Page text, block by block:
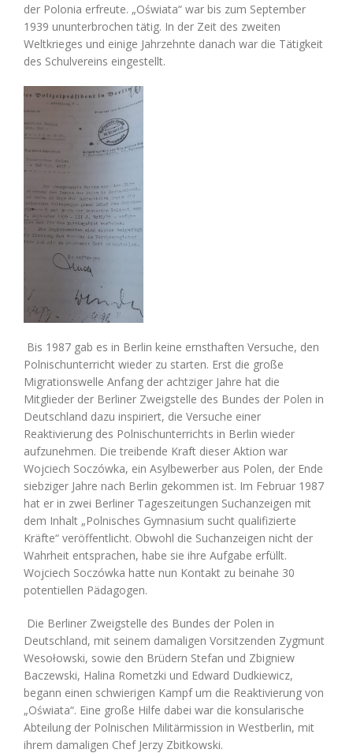
der Polonia erfreute. „Oświata“ war bis zum September
1939 ununterbrochen tätig. In der Zeit des zweiten
Weltkrieges und einige Jahrzehnte danach war die Tätigkeit
des Schulvereins eingestellt.
Bis 1987 gab es in Berlin keine ernsthaften Versuche, den
Polnischunterricht wieder zu starten. Erst die große
Migrationswelle Anfang der achtziger Jahre hat die
Mitglieder der Berliner Zweigstelle des Bundes der Polen in
Deutschland dazu inspiriert, die Versuche einer
Reaktivierung des Polnischunterrichts in Berlin wieder
aufzunehmen. Die treibende Kraft dieser Aktion war
Wojciech Soczówka, ein Asylbewerber aus Polen, der Ende
siebziger Jahre nach Berlin gekommen ist. Im Februar 1987
hat er in zwei Berliner Tageszeitungen Suchanzeigen mit
dem Inhalt „Polnisches Gymnasium sucht qualifizierte
Kräfte“ veröffentlicht. Obwohl die Suchanzeigen nicht der
Wahrheit entsprachen, habe sie ihre Aufgabe erfüllt.
Wojciech Soczówka hatte nun Kontakt zu beinahe 30
potentiellen Pädagogen.
Die Berliner Zweigstelle des Bundes der Polen in
Deutschland, mit seinem damaligen Vorsitzenden Zygmunt
Wesołowski, sowie den Brüdern Stefan und Zbigniew
Baczewski, Halina Rometzki und Edward Dudkiewicz,
begann einen schwierigen Kampf um die Reaktivierung von
„Oświata“. Eine große Hilfe dabei war die konsularische
Abteilung der Polnischen Militärmission in Westberlin, mit
ihrem damaligen Chef Jerzy Zbitkowski.